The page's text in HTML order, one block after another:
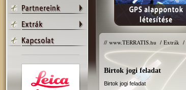
// www.TERRATIS.hu / Extrák /
Birtok jogi feladat
Birtok jogi feladat